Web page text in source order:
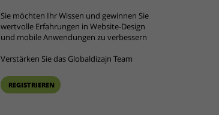
Sie möchten Ihr Wissen und gewinnen Sie
wertvolle Erfahrungen in Website-Design
und mobile Anwendungen zu verbessern
Verstärken Sie das Globaldizajn Team
REGISTRIEREN